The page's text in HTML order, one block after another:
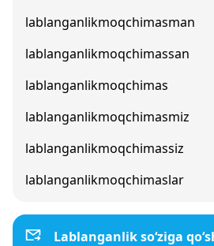
lablanganlikmoqchimasman
lablanganlikmoqchimassan
lablanganlikmoqchimas
lablanganlikmoqchimasmiz
lablanganlikmoqchimassiz
lablanganlikmoqchimaslar
Lablanganlik so‘ziga